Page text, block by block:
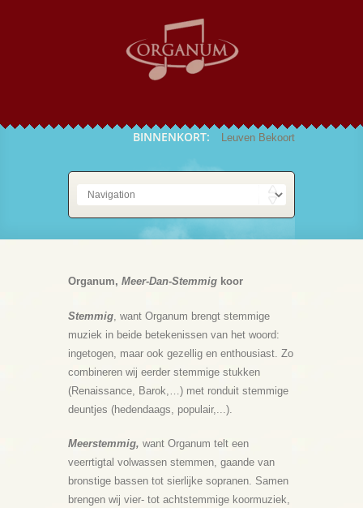
BINNENKORT: Leuven Bekoort
Over Organum
Organum, Meer-Dan-Stemmig koor
Stemmig , want Organum brengt stemmige
muziek in beide betekenissen van het woord:
ingetogen, maar ook gezellig en enthousiast. Zo
combineren wij eerder stemmige stukken
(Renaissance, Barok,…) met ronduit stemmige
deuntjes (hedendaags, populair,...).
Meerstemmig, want Organum telt een
veerrtigtal volwassen stemmen, gaande van
bronstige bassen tot sierlijke sopranen. Samen
brengen wij vier- tot achtstemmige koormuziek,